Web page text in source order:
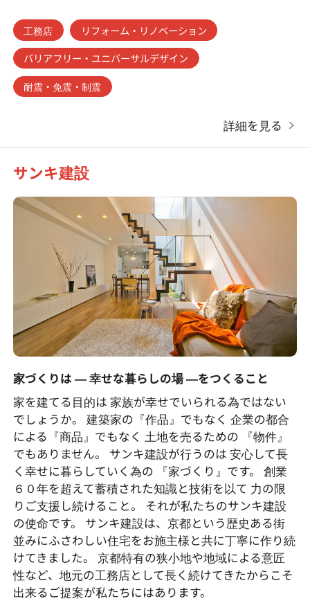
工務店
リフォーム・リノベーション
バリアフリー・ユニバーサルデザイン
耐震・免震・制震
詳細を見る
サンキ建設
家づくりは ― 幸せな暮らしの場 ―をつくること
家を建てる目的は 家族が幸せでいられる為ではない
でしょうか。 建築家の『作品』でもなく 企業の都合
による『商品』でもなく 土地を売るための 『物件』
でもありません。 サンキ建設が行うのは 安心して長
く幸せに暮らしていく為の 『家づくり』です。 創業
６０年を超えて蓄積された知識と技術を以て 力の限
りご支援し続けること。 それが私たちのサンキ建設
の使命です。 サンキ建設は、京都という歴史ある街
並みにふさわしい住宅をお施主様と共に丁寧に作り続
けてきました。 京都特有の狭小地や地域による意匠
性など、地元の工務店として長く続けてきたからこそ
出来るご提案が私たちにはあります。